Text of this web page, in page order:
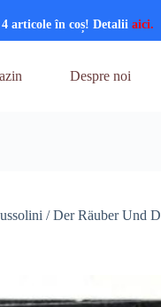
articole în coș! Detalii aici.
Despre noi
/ Der Räuber